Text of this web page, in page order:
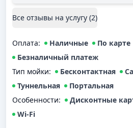
правильно и очень удобно.
Все отзывы на услугу (2)
Оплата: Наличные
По карте
Безналичный платеж
Тип мойки: Бесконтактная
Туннельная
Портальная
Особенности:
Дисконтные
Wi-Fi